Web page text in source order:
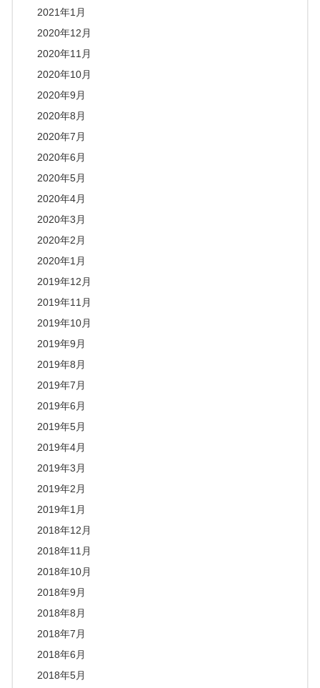
2021年1月
2020年12月
2020年11月
2020年10月
2020年9月
2020年8月
2020年7月
2020年6月
2020年5月
2020年4月
2020年3月
2020年2月
2020年1月
2019年12月
2019年11月
2019年10月
2019年9月
2019年8月
2019年7月
2019年6月
2019年5月
2019年4月
2019年3月
2019年2月
2019年1月
2018年12月
2018年11月
2018年10月
2018年9月
2018年8月
2018年7月
2018年6月
2018年5月